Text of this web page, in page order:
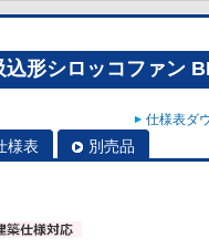
形シロッコファン
仕様表ダ
様表 別売品